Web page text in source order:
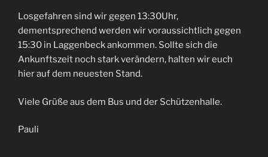
Losgefahren sind wir gegen 13:30Uhr,
dementsprechend werden wir voraussichtlich gegen
15:30 in Laggenbeck ankommen. Sollte sich die
Ankunftszeit noch stark verändern, halten wir euch
hier auf dem neuesten Stand.
Viele Grüße aus dem Bus und der Schützenhalle.
Pauli